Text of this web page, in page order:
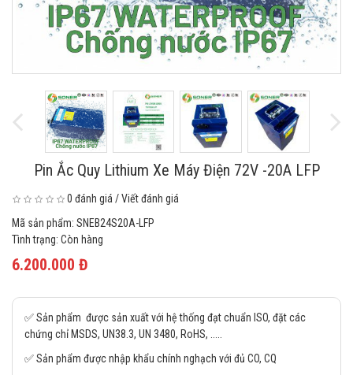
Pin Ắc Quy Lithium Xe Máy Điện 72V -20A LFP
0 đánh giá /Viết đánh giá
Mã sản phẩm: SNEB24S20A-LFP
Tình trạng: Còn hàng
6.200.000 Đ
✅ Sản phẩm được sản xuất với hệ thống đạt chuẩn ISO, đặt các
chứng chỉ MSDS, UN38.3, UN 3480, RoHS, .....
✅ Sản phẩm được nhập khẩu chính nghạch với đủ CO, CQ